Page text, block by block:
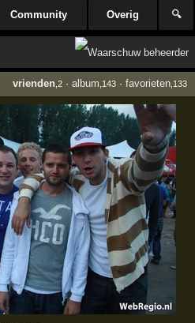
Community Overig 🔍
vrienden,2· album ,143· favorieten,133